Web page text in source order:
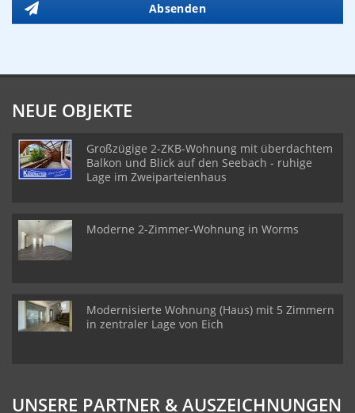
Absenden
NEUE OBJEKTE
Großzügige 2-ZKB-Wohnung mit überdachtem
Balkon und Blick auf den Seebach - ruhige
Lage im Zweiparteienhaus
Moderne 2-Zimmer-Wohnung in Worms
Modernisierte Wohnung (Haus) mit 5 Zimmern
in zentraler Lage von Eich
UNSERE PARTNER & AUSZEICHNUNGEN